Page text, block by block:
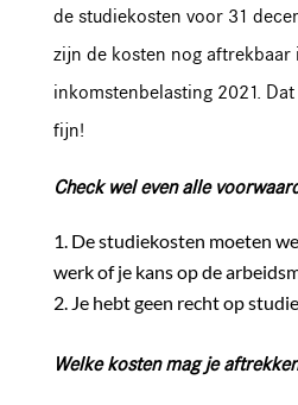
de studiekosten voor 31
zijn de kosten nog aftrekbaar
inkomstenbelasting 2021.
fijn!
Check wel even alle
De studiekosten moeten
werk of je kans op de
Je hebt geen recht op
Welke kosten mag je